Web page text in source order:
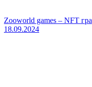
Zooworld games – NFT гра
18.09.2024